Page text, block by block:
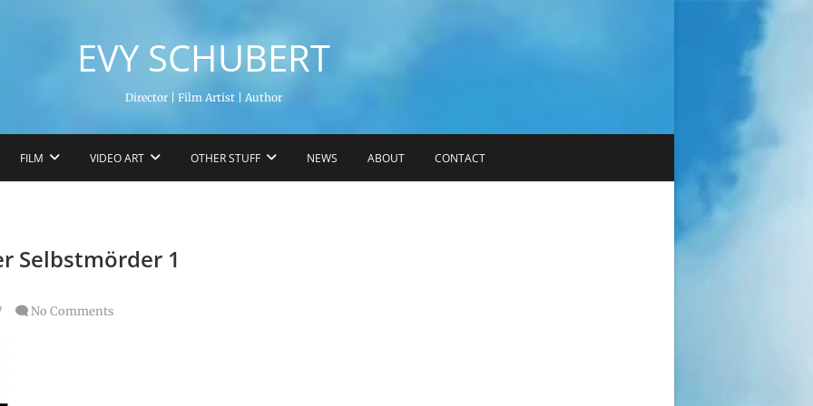
EVY SCHUBERT
Director | Film Artist | Author
FILM VIDEO ART OTHER STUFF NEWS ABOUT CONTACT
Selbstmörder 1
No Comments